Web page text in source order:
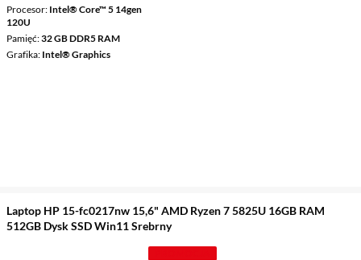
Procesor Intel® Core™ 5 14gen
120U
Pamięć 32 GB DDR5 RAM
Grafika Intel® Graphics
Laptop HP 15-fc0217nw 15,6" AMD Ryzen 7 5825U 16GB RAM
512GB Dysk SSD Win11 Srebrny